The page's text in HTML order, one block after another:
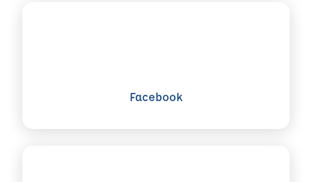
Facebook